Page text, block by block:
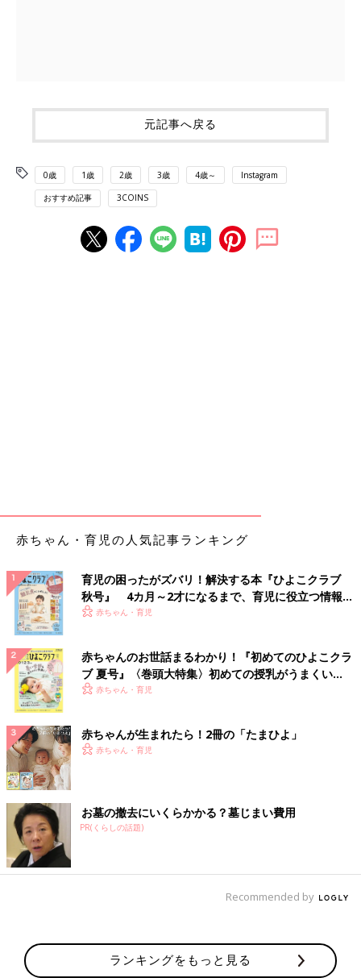
元記事へ戻る
0歳 1歳 2歳 3歳 4歳～ Instagram
おすすめ記事 3COINS
赤ちゃん・育児の人気記事ランキング
育児の困ったがズバリ！解決する本『ひよこクラブ
秋号』 4カ月～2才になるまで、育児に役立つ情報が
いっぱい！
赤ちゃん・育児
赤ちゃんのお世話まるわかり！『初めてのひよこクラ
ブ 夏号』〈巻頭大特集〉初めての授乳がうまくい
く！ おっぱい・ミルクの基本と夏のトラブル 解決テ
赤ちゃん・育児
赤ちゃんが生まれたら！2冊の「たまひよ」
赤ちゃん・育児
お墓の撤去にいくらかかる？墓じまい費用
PR(くらしの話題)
Recommended by
ランキングをもっと見る